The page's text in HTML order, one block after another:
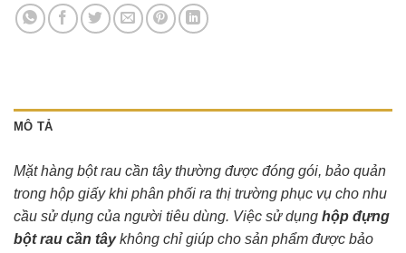
MÔ TẢ
Mặt hàng bột rau cần tây thường được đóng gói, bảo quản
trong hộp giấy khi phân phối ra thị trường phục vụ cho nhu
cầu sử dụng của người tiêu dùng. Việc sử dụng hộp đựng
bột rau cần tâykhông chỉ giúp cho sản phẩm được bảo